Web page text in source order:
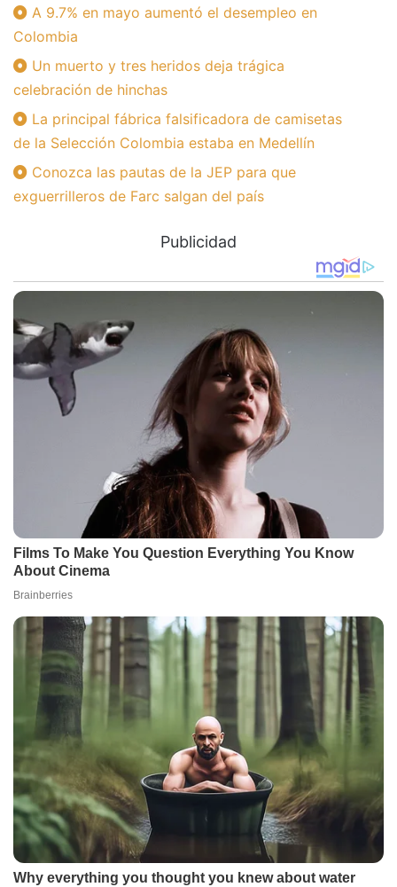
A 9.7% en mayo aumentó el desempleo en
Colombia
Un muerto y tres heridos deja trágica
celebración de hinchas
La principal fábrica falsificadora de camisetas
de la Selección Colombia estaba en Medellín
Conozca las pautas de la JEP para que
exguerrilleros de Farc salgan del país
Publicidad